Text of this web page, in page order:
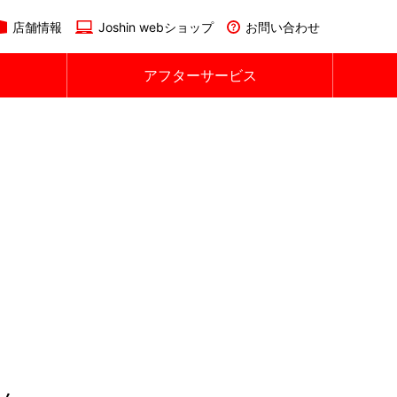
店舗情報 Joshin webショップ お問い合わせ
アフターサービス